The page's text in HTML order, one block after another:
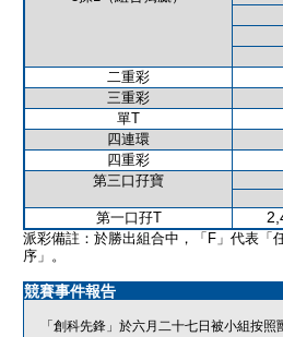
二重彩
三重彩
單T
四連環
四重彩
第三口孖寶
第一口孖T
派彩備註：於勝出組合中，「F」代表「
序」。
競賽事件報告
「創科先鋒」於六月二十七日被小組按